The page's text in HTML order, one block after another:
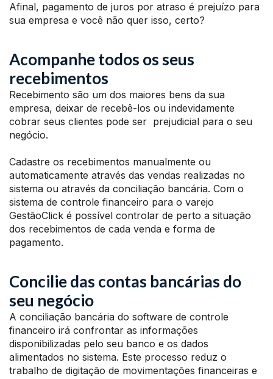
Afinal, pagamento de juros por atraso é prejuízo para
sua empresa e você não quer isso, certo?
Acompanhe todos os seus
recebimentos
Recebimento são um dos maiores bens da sua
empresa, deixar de recebê-los ou indevidamente
cobrar seus clientes pode ser prejudicial para o seu
negócio.
Cadastre os recebimentos manualmente ou
automaticamente através das vendas realizadas no
sistema ou através da conciliação bancária. Com o
sistema de controle financeiro para o varejo
GestãoClick é possível controlar de perto a situação
dos recebimentos de cada venda e forma de
pagamento.
Concilie das contas bancárias do
seu negócio
A conciliação bancária do software de controle
financeiro irá confrontar as informações
disponibilizadas pelo seu banco e os dados
alimentados no sistema. Este processo reduz o
trabalho de digitação de movimentações financeiras e